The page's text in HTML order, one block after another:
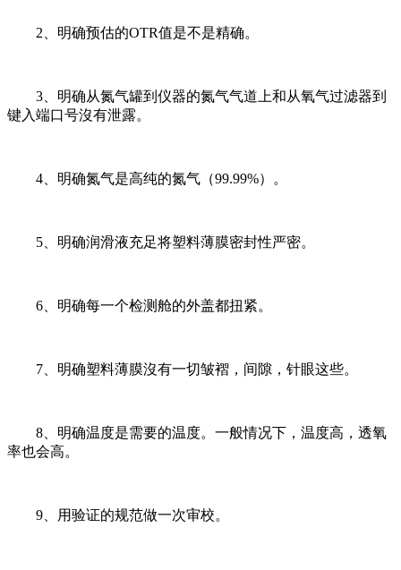
2、明确预估的OTR值是不是精确。
3、明确从氮气罐到仪器的氮气气道上和从氧气过滤器到
键入端口号沒有泄露。
4、明确氮气是高纯的氮气（99.99%）。
5、明确润滑液充足将塑料薄膜密封性严密。
6、明确每一个检测舱的外盖都扭紧。
7、明确塑料薄膜沒有一切皱褶，间隙，针眼这些。
8、明确温度是需要的温度。一般情况下，温度高，透氧
率也会高。
9、用验证的规范做一次审校。